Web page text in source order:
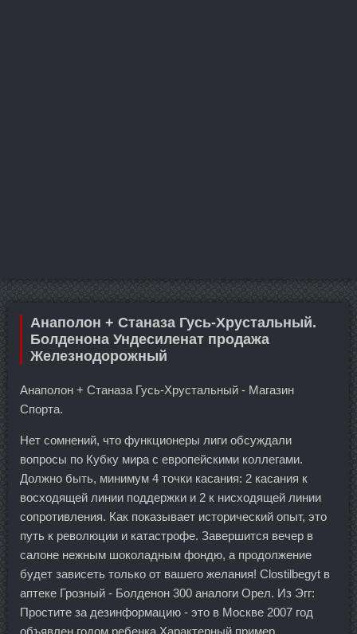
Анаполон + Станаза Гусь-Хрустальный.
Болденона Ундесиленат продажа
Железнодорожный
Анаполон + Станаза Гусь-Хрустальный - Магазин
Спорта.
Нет сомнений, что функционеры лиги обсуждали
вопросы по Кубку мира с европейскими коллегами.
Должно быть, минимум 4 точки касания: 2 касания к
восходящей линии поддержки и 2 к нисходящей линии
сопротивления. Как показывает исторический опыт, это
путь к революции и катастрофе. Завершится вечер в
салоне нежным шоколадным фондю, а продолжение
будет зависеть только от вашего желания! Clostilbegyt в
аптеке Грозный - Болденон 300 аналоги Орел. Из Эгг:
Простите за дезинформацию - это в Москве 2007 год
объявлен годом ребенка Характерный пример